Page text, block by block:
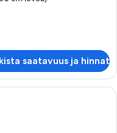
saatavuus ja hinnat